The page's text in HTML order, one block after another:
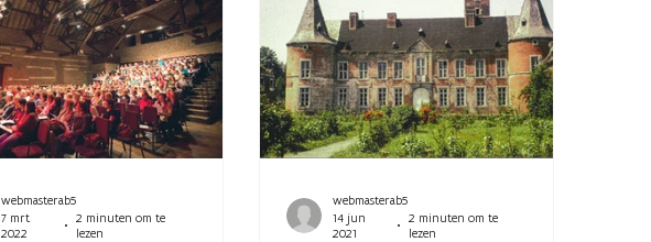
webmasterab5
7 mrt
2022
2 minuten om te
lezen
webmasterab5
14 jun
2021
2 minuten om te
lezen